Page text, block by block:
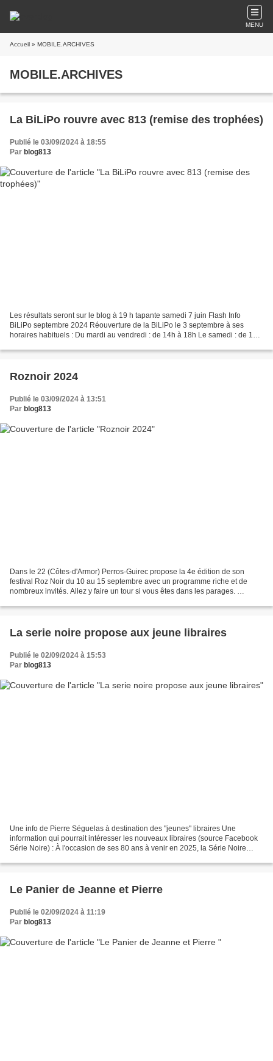
MENU
Accueil » MOBILE.ARCHIVES
MOBILE.ARCHIVES
La BiLiPo rouvre avec 813 (remise des trophées)
Publié le 03/09/2024 à 18:55
Par blog813
Les résultats seront sur le blog à 19 h tapante samedi 7 juin Flash Info
BiLiPo septembre 2024 Réouverture de la BiLiPo le 3 septembre à ses
horaires habituels : Du mardi au vendredi : de 14h à 18h Le samedi : de 10h
Roznoir 2024
Publié le 03/09/2024 à 13:51
Par blog813
Dans le 22 (Côtes-d'Armor) Perros-Guirec propose la 4e édition de son
festival Roz Noir du 10 au 15 septembre avec un programme riche et de
nombreux invités. Allez y faire un tour si vous êtes dans les parages. ​
La serie noire propose aux jeune libraires
Publié le 02/09/2024 à 15:53
Par blog813
Une info de Pierre Séguelas à destination des "jeunes" libraires Une
information qui pourrait intéresser les nouveaux libraires (source Facebook
Série Noire) : À l'occasion de ses 80 ans à venir en 2025, la Série Noire
Le Panier de Jeanne et Pierre
Publié le 02/09/2024 à 11:19
Par blog813